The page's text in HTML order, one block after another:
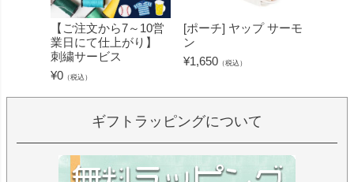
【ご注文から7～10営
業日にて仕上がり】
刺繍サービス
¥0 （税込）
[ポーチ] ヤップ サーモ
ン
¥1,650 （税込）
ギフトラッピングについて